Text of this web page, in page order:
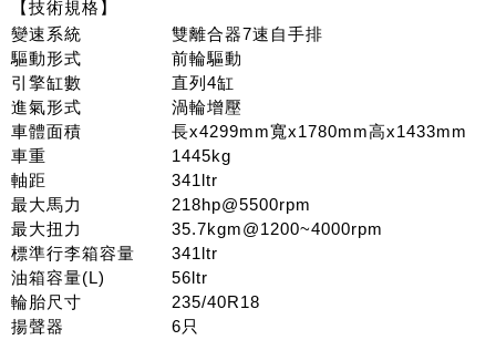
【技術規格】
變速系統
雙離合器7速自手排
驅動形式
前輪驅動
引擎缸數
直列4缸
進氣形式
渦輪增壓
車體面積
長x4299mm寬x1780mm高x1433mm
車重
1445kg
軸距
341ltr
最大馬力
218hp@5500rpm
最大扭力
35.7kgm@1200~4000rpm
標準行李箱容量
341ltr
油箱容量(L)
56ltr
輪胎尺寸
235/40R18
揚聲器
6只